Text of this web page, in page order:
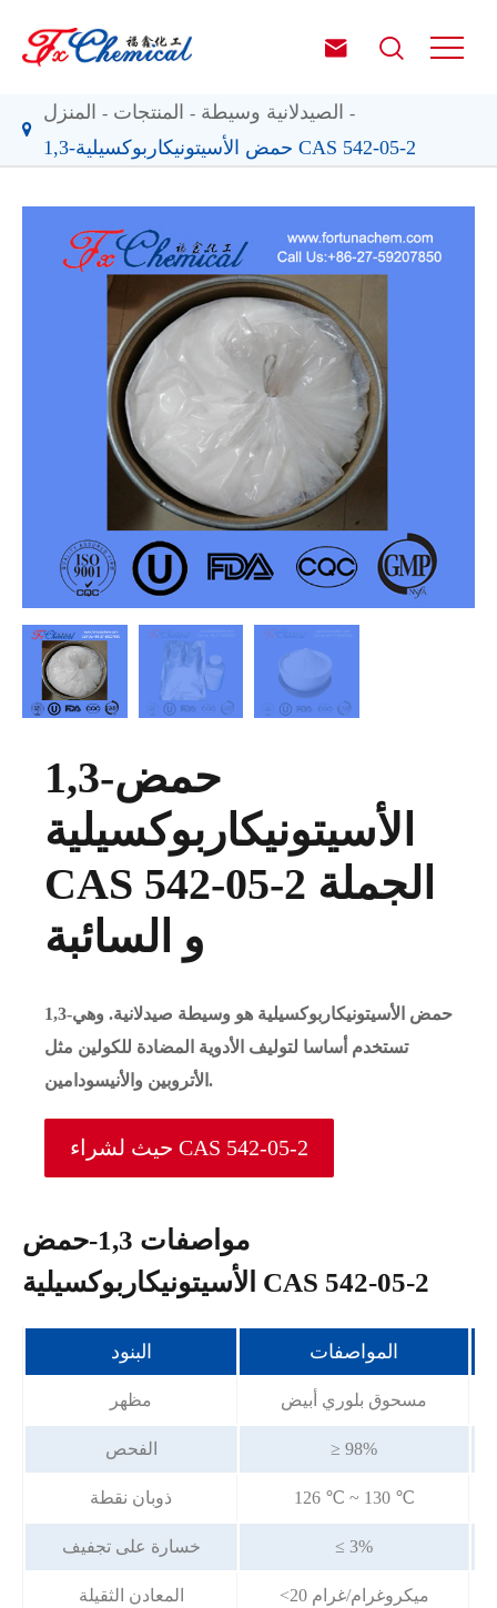
 
المنزل المنتجات
الصيدلانية وسيطة
1,3-حمض الأسيتونيكاربوكسيلية CAS 542-05-2
1,3-حمض
الأسيتونيكاربوكسيلية
CAS 542-05-2 الجملة
و السائبة
1,3-حمض الأسيتونيكاربوكسيلية هو وسيطة صيدلانية. وهي
تستخدم أساسا لتوليف الأدوية المضادة للكولين مثل
الأتروبين والأنيسودامين.
حيث لشراء CAS 542-05-2
مواصفات 1,3-حمض
الأسيتونيكاربوكسيلية CAS 542-05-2
البنود المواصفات
مظهر مسحوق بلوري أبيض
الفحص ≥ 98%
ذوبان نقطة 126 ℃ ~ 130 ℃
خسارة على تجفيف ≤ 3%
المعادن الثقيلة <20 ميكروغرام/غرام